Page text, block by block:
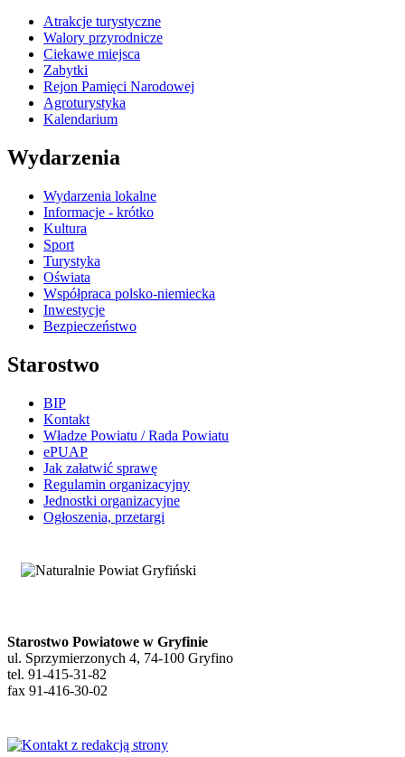
Atrakcje turystyczne
Walory przyrodnicze
Ciekawe miejsca
Zabytki
Rejon Pamięci Narodowej
Agroturystyka
Kalendarium
Wydarzenia
Wydarzenia lokalne
Informacje - krótko
Kultura
Sport
Turystyka
Oświata
Współpraca polsko-niemiecka
Inwestycje
Bezpieczeństwo
Starostwo
BIP
Kontakt
Władze Powiatu / Rada Powiatu
ePUAP
Jak załatwić sprawę
Regulamin organizacyjny
Jednostki organizacyjne
Ogłoszenia, przetargi
Starostwo Powiatowe w Gryfinie
ul. Sprzymierzonych 4, 74-100 Gryfino
tel. 91-415-31-82
fax 91-416-30-02